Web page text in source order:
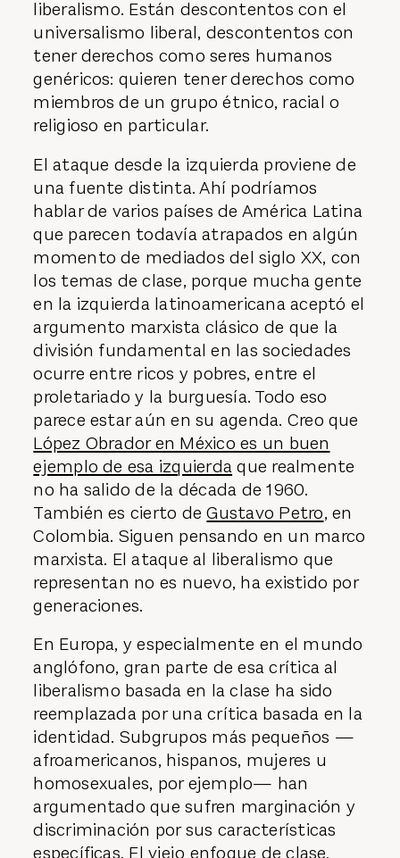
liberalismo. Están descontentos con el
universalismo liberal, descontentos con
tener derechos como seres humanos
genéricos: quieren tener derechos como
miembros de un grupo étnico, racial o
religioso en particular.
El ataque desde la izquierda proviene de
una fuente distinta. Ahí podríamos
hablar de varios países de América Latina
que parecen todavía atrapados en algún
momento de mediados del siglo XX, con
los temas de clase, porque mucha gente
en la izquierda latinoamericana aceptó el
argumento marxista clásico de que la
división fundamental en las sociedades
ocurre entre ricos y pobres, entre el
proletariado y la burguesía. Todo eso
parece estar aún en su agenda. Creo que
López Obrador en México es un buen
ejemplo de esa izquierdaque realmente
no ha salido de la década de 1960.
También es cierto deGustavo Petro, en
Colombia. Siguen pensando en un marco
marxista. El ataque al liberalismo que
representan no es nuevo, ha existido por
generaciones.
En Europa, y especialmente en el mundo
anglófono, gran parte de esa crítica al
liberalismo basada en la clase ha sido
reemplazada por una crítica basada en la
identidad. Subgrupos más pequeños —
afroamericanos, hispanos, mujeres u
homosexuales, por ejemplo— han
argumentado que sufren marginación y
discriminación por sus características